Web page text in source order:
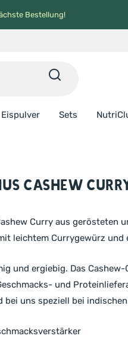
Bestellung!
Eispulver Sets
Cashew
Curry aus gerösteten
leichtem Currygewürz und
und ergiebig. Das
und
bei uns speziell bei